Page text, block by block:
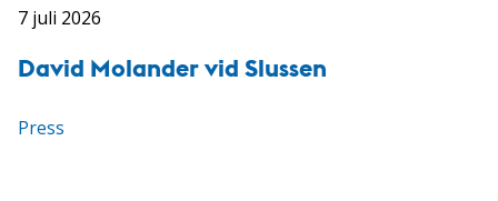
7 juli 2026
David Molander vid Slussen
Press